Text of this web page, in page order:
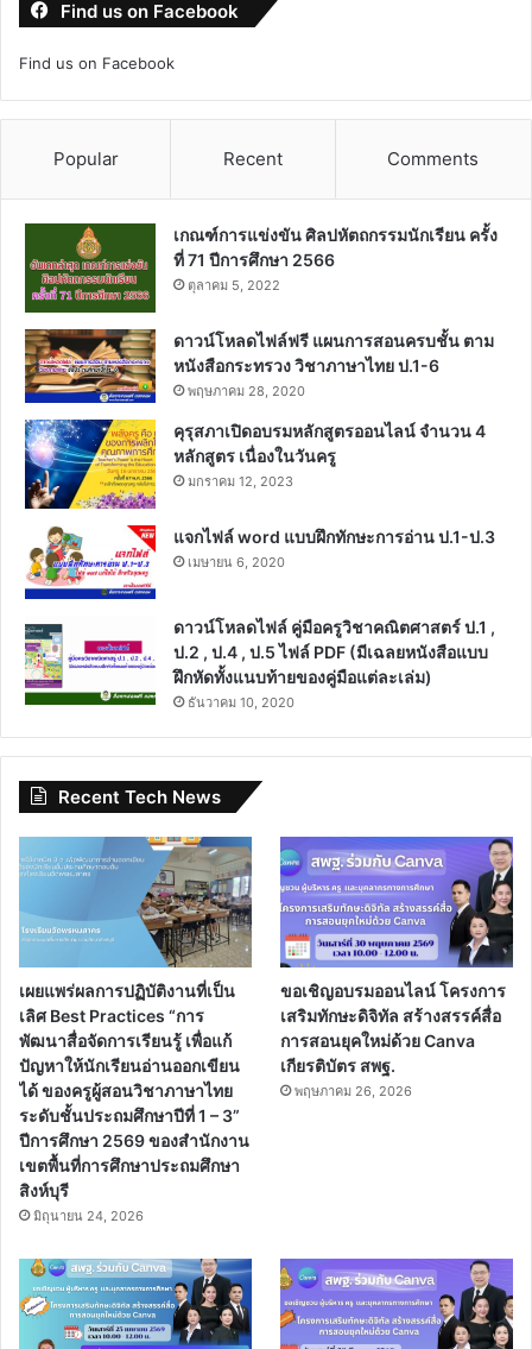
Find us on Facebook
Find us on Facebook
Popular Recent Comments
เกณฑ์การแข่งขัน ศิลปหัตถกรรมนักเรียน ครั้ง
ที่ 71 ปีการศึกษา 2566
ตุลาคม 5, 2022
ดาวน์โหลดไฟล์ฟรี แผนการสอนครบชั้น ตาม
หนังสือกระทรวง วิชาภาษาไทย ป.1-6
พฤษภาคม 28, 2020
คุรุสภาเปิดอบรมหลักสูตรออนไลน์ จำนวน 4
หลักสูตร เนื่องในวันครู
มกราคม 12, 2023
แจกไฟล์ word แบบฝึกทักษะการอ่าน ป.1-ป.3
เมษายน 6, 2020
ดาวน์โหลดไฟล์ คู่มือครูวิชาคณิตศาสตร์ ป.1 ,
ป.2 , ป.4 , ป.5 ไฟล์ PDF (มีเฉลยหนังสือแบบ
ฝึกหัดทั้งแนบท้ายของคู่มือแต่ละเล่ม)
ธันวาคม 10, 2020
Recent Tech News
เผยแพร่ผลการปฏิบัติงานที่เป็น
เลิศ Best Practices “การ
พัฒนาสื่อจัดการเรียนรู้ เพื่อแก้
ปัญหาให้นักเรียนอ่านออกเขียน
ได้ ของครูผู้สอนวิชาภาษาไทย
ระดับชั้นประถมศึกษาปีที่ 1 – 3”
ปีการศึกษา 2569 ของสำนักงาน
เขตพื้นที่การศึกษาประถมศึกษา
สิงห์บุรี
มิถุนายน 24, 2026
ขอเชิญอบรมออนไลน์ โครงการ
เสริมทักษะดิจิทัล สร้างสรรค์สื่อ
การสอนยุคใหม่ด้วย Canva
เกียรติบัตร สพฐ.
พฤษภาคม 26, 2026